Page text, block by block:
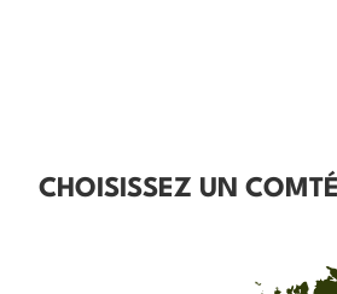
CHOISISSEZ UN